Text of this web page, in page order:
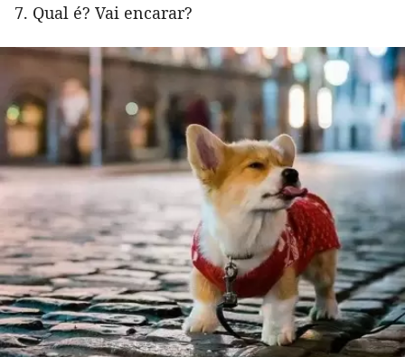
7. Qual é? Vai encarar?